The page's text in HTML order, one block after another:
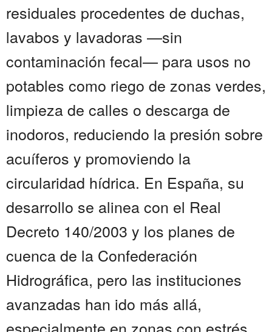
residuales procedentes de duchas,
lavabos y lavadoras —sin
contaminación fecal— para usos no
potables como riego de zonas verdes,
limpieza de calles o descarga de
inodoros, reduciendo la presión sobre
acuíferos y promoviendo la
circularidad hídrica. En España, su
desarrollo se alinea con el Real
Decreto 140/2003 y los planes de
cuenca de la Confederación
Hidrográfica, pero las instituciones
avanzadas han ido más allá,